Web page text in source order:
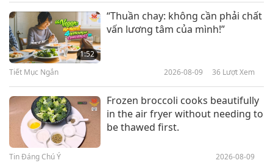
Chút Khó Khăn Đánh Thức Tình
Công Cụ Tốt Nhất Để Bảo Vệ Linh
Hồn, Phần 1/5 ngày 27 tháng 10,
1:52
“Thuần chay: không cần phải chất
vấn lương tâm của mình!”
Tiết Mục Ngắn 2026-08-09 36 Lượt Xem
Frozen broccoli cooks beautifully
in the air fryer without needing to
be thawed first.
Tin Đáng Chú Ý 2026-08-09